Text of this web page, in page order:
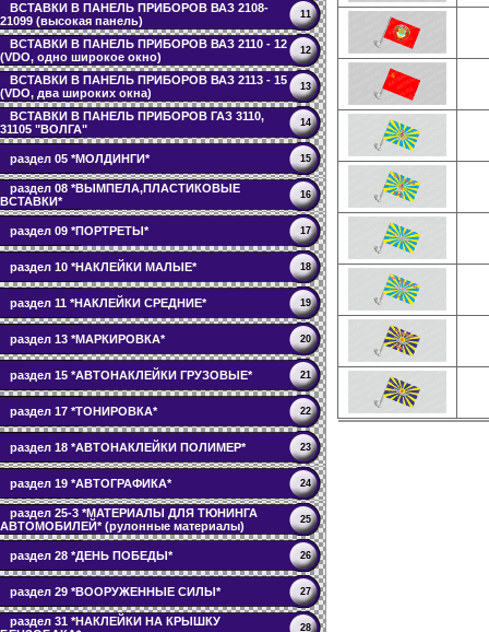
ВСТАВКИ В ПАНЕЛЬ ПРИБОРОВ ВАЗ 2108-
21099 (высокая панель)
11
ВСТАВКИ В ПАНЕЛЬ ПРИБОРОВ ВАЗ 2110 - 12
(VDO, одно широкое окно)
12
ВСТАВКИ В ПАНЕЛЬ ПРИБОРОВ ВАЗ 2113 - 15
(VDO, два широких окна)
13
ВСТАВКИ В ПАНЕЛЬ ПРИБОРОВ ГАЗ 3110,
31105 "ВОЛГА"
14
раздел 05 *МОЛДИНГИ* 15
раздел 08 *ВЫМПЕЛА,ПЛАСТИКОВЫЕ
ВСТАВКИ*
16
раздел 09 *ПОРТРЕТЫ* 17
раздел 10 *НАКЛЕЙКИ МАЛЫЕ* 18
раздел 11 *НАКЛЕЙКИ СРЕДНИЕ* 19
раздел 13 *МАРКИРОВКА* 20
раздел 15 *АВТОНАКЛЕЙКИ ГРУЗОВЫЕ* 21
раздел 17 *ТОНИРОВКА* 22
раздел 18 *АВТОНАКЛЕЙКИ ПОЛИМЕР* 23
раздел 19 *АВТОГРАФИКА* 24
раздел 25-3 *МАТЕРИАЛЫ ДЛЯ ТЮНИНГА
АВТОМОБИЛЕЙ* (рулонные материалы)
25
раздел 28 *ДЕНЬ ПОБЕДЫ* 26
раздел 29 *ВООРУЖЕННЫЕ СИЛЫ* 27
раздел 31 *НАКЛЕЙКИ НА КРЫШКУ
28